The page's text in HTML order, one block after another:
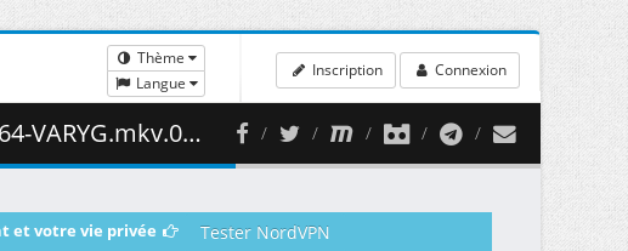
Thème
Langue
Inscription Connexion
( 461.49 MB )
et votre vie privée Tester NordVPN